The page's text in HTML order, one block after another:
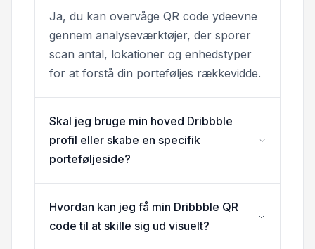
Ja, du kan overvåge QR code ydeevne
gennem analyseværktøjer, der sporer
scan antal, lokationer og enhedstyper
for at forstå din porteføljes rækkevidde.
Skal jeg bruge min hoved Dribbble
profil eller skabe en specifik
porteføljeside?
Hvordan kan jeg få min Dribbble QR
code til at skille sig ud visuelt?